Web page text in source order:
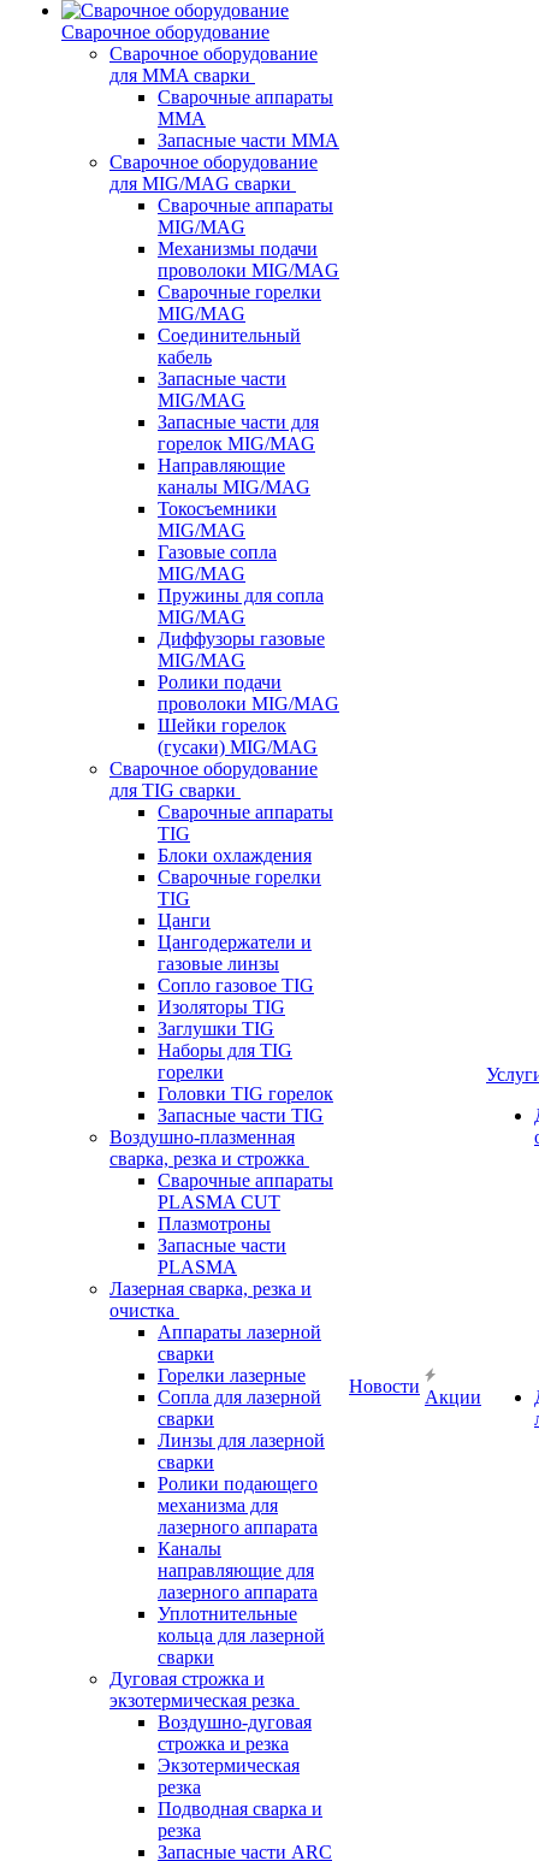
Сварочное оборудование
Сварочное оборудование
для MMA сварки
Сварочные аппараты
MMA
Запасные части MMA
Сварочное оборудование
для MIG/MAG сварки
Сварочные аппараты
MIG/MAG
Механизмы подачи
проволоки MIG/MAG
Сварочные горелки
MIG/MAG
Соединительный
кабель
Запасные части
MIG/MAG
Запасные части для
горелок MIG/MAG
Направляющие
каналы MIG/MAG
Токосъемники
MIG/MAG
Газовые сопла
MIG/MAG
Пружины для сопла
MIG/MAG
Диффузоры газовые
MIG/MAG
Ролики подачи
проволоки MIG/MAG
Шейки горелок
(гусаки) MIG/MAG
Сварочное оборудование
для TIG сварки
Сварочные аппараты
TIG
Блоки охлаждения
Сварочные горелки
TIG
Цанги
Цангодержатели и
газовые линзы
Сопло газовое TIG
Изоляторы TIG
Заглушки TIG
Наборы для TIG
горелки
Головки TIG горелок
Запасные части TIG
Воздушно-плазменная
сварка, резка и строжка
Сварочные аппараты
PLASMA CUT
Плазмотроны
Запасные части
PLASMA
Лазерная сварка, резка и
очистка
Аппараты лазерной
сварки
Горелки лазерные
Сопла для лазерной
сварки
Линзы для лазерной
сварки
Ролики подающего
механизма для
лазерного аппарата
Каналы
направляющие для
лазерного аппарата
Уплотнительные
кольца для лазерной
сварки
Дуговая строжка и
экзотермическая резка
Воздушно-дуговая
строжка и резка
Экзотермическая
резка
Подводная сварка и
резка
Запасные части ARC
Новости
Акции